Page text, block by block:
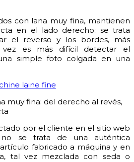
con lana muy fina, mantienen
en el lado derecho: se trata
el reverso y los bordes, más
vez es más difícil detectar el
simple foto colgada en una
muy fina: del derecho al revés,
por el cliente en el sitio web
se trata de una auténtica
fabricado a máquina y en
tal vez mezclada con seda o